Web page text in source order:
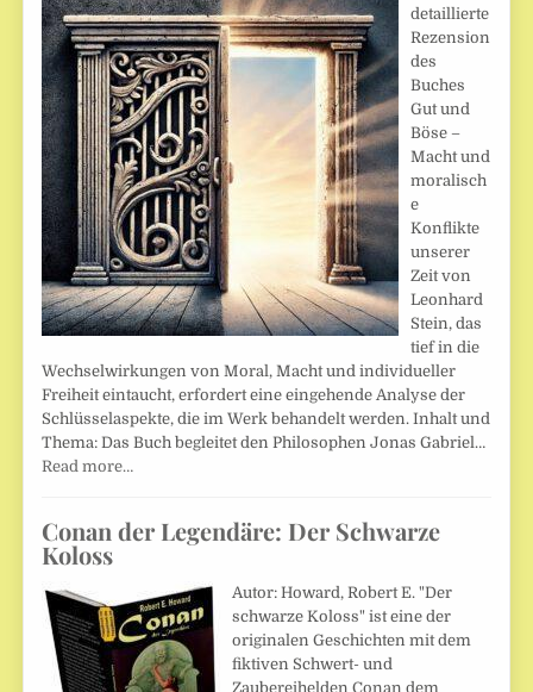
detaillierte
Rezension
des
Buches
Gut und
Böse –
Macht und
moralisch
e
Konflikte
unserer
Zeit von
Leonhard
Stein, das
tief in die
Wechselwirkungen von Moral, Macht und individueller
Freiheit eintaucht, erfordert eine eingehende Analyse der
Schlüsselaspekte, die im Werk behandelt werden. Inhalt und
Thema: Das Buch begleitet den Philosophen Jonas Gabriel…
Read more…
Conan der Legendäre: Der Schwarze
Koloss
Autor: Howard, Robert E. "Der
schwarze Koloss" ist eine der
originalen Geschichten mit dem
fiktiven Schwert- und
Zaubereihelden Conan dem